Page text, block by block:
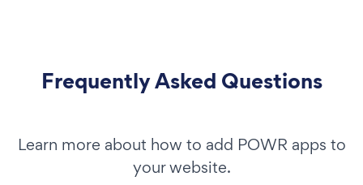
Frequently Asked Questions
Learn more about how to add POWR apps to
your website.